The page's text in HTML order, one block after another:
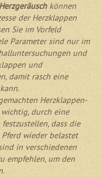
können
der Herzklappen
Sie im Vorfeld
Parameter sind nur im
und
und
damit rasch eine
Herzklappen-
durch eine
dass die
wieder belastet
in verschiedenen
empfehlen, um den